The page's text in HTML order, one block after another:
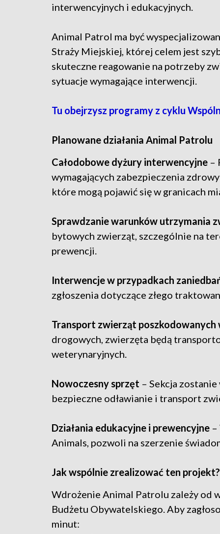
interwencyjnych i edukacyjnych.
Animal Patrol ma być
Straży Miejskiej, której celem jest
skuteczne reagowanie na potrzeby
sytuacje wymagające interwencji.
Tu obejrzysz programy z cyklu
Planowane działania Animal Patrolu
Całodobowe dyżury interwencyjne –
wymagających zabezpieczenia
które mogą pojawić się w granicach
Sprawdzanie warunków utrzymania
bytowych zwierząt, szczególnie na
prewencji.
Interwencje w przypadkach
zgłoszenia dotyczące złego
Transport zwierząt poszkodowanych
drogowych, zwierzęta będą
weterynaryjnych.
Nowoczesny sprzęt – Sekcja
bezpieczne odławianie i transport
Działania edukacyjne i prewencyjne –
Animals, pozwoli na szerzenie
Jak wspólnie zrealizować ten projekt?
Wdrożenie Animal Patrolu zależy od
Budżetu Obywatelskiego. Aby
minut: